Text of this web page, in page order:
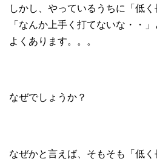
しかし、やっているうちに「低
「なんか上手く打てないな・・
よくあります。。。
なぜでしょうか？
なぜかと言えば、そもそも「低く